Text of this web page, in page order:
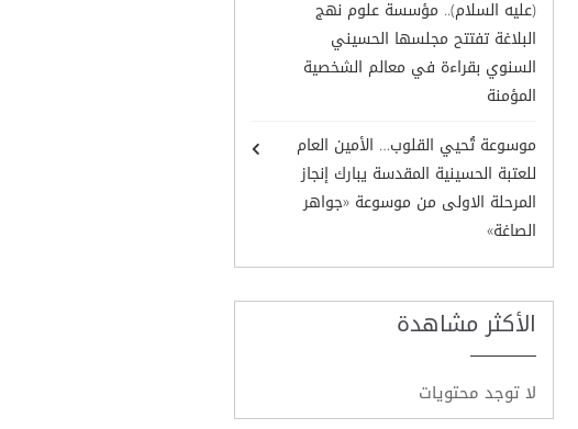
(عليه السلام).. مؤسسة علوم نهج
البلاغة تفتتح مجلسها الحسيني
السنوي بقراءة في معالم الشخصية
المؤمنة
موسوعة تُحيي القلوب… الأمين العام
للعتبة الحسينية المقدسة يبارك إنجاز
المرحلة الاولى من موسوعة «جواهر
الصاغة»
الأكثر مشاهدة
لا توجد محتويات